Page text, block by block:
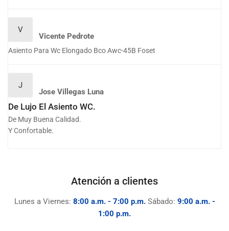
V
Vicente Pedrote
Asiento Para Wc Elongado Bco Awc-45B Foset
J
Jose Villegas Luna
De Lujo El Asiento WC.
De Muy Buena Calidad.
Y Confortable.
Atención a clientes
Lunes a Viernes: 8:00 a.m. - 7:00 p.m. Sábado: 9:00 a.m. -
1:00 p.m.